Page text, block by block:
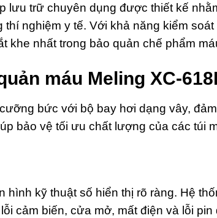
lưu trữ chuyên dụng được thiết kế
nghiệm y tế. Với khả năng kiểm
khe nhất trong bảo quản chế phẩm
máu Meling XC-
bức với bộ bay hơi dạng vây,
bảo vệ tối ưu chất lượng của các túi
kỹ thuật số hiển thị rõ ràng. Hệ
cảm biến, cửa mở, mất điện và lỗi